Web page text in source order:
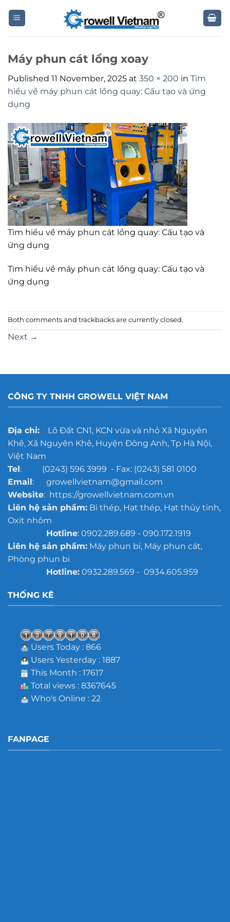
Máy phun cát lồng xoay
Published 11 November, 2025 at 350 × 200 in Tìm
hiểu về máy phun cát lồng quay: Cấu tạo và ứng
dụng
Tìm hiểu về máy phun cát lồng quay: Cấu tạo và
ứng dụng
Tìm hiểu về máy phun cát lồng quay: Cấu tạo và
ứng dụng
Both comments and trackbacks are currently closed.
Next →
CÔNG TY TNHH GROWELL VIỆT NAM
Địa chỉ:Lô Đất CN1, KCN vừa và nhỏ Xã Nguyên
Khê, Xã Nguyên Khê, Huyện Đông Anh, Tp Hà Nội,
Việt Nam
Tel: (0243) 596 3999 - Fax: (0243) 581 0100
Email: growellvietnam@gmail.com
Website: https://growellvietnam.com.vn
Liên hệ sản phẩm:Bi thép, Hạt thép, Hạt thủy tinh,
Oxit nhôm
Hotline: 0902.289.689 - 090.172.1919
Liên hệ sản phẩm:Máy phun bi, Máy phun cát,
Phòng phun bi
Hotline:0932.289.569 - 0934.605.959
THỐNG KÊ
Users Today : 866
Users Yesterday : 1887
This Month : 17617
Total views : 8367645
Who's Online : 22
FANPAGE